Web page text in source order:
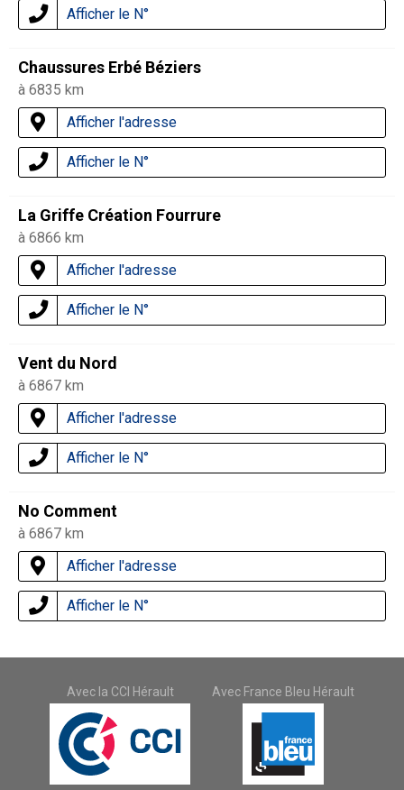
Afficher le N°
Chaussures Erbé Béziers
à 6835 km
Afficher l'adresse
Afficher le N°
La Griffe Création Fourrure
à 6866 km
Afficher l'adresse
Afficher le N°
Vent du Nord
à 6867 km
Afficher l'adresse
Afficher le N°
No Comment
à 6867 km
Afficher l'adresse
Afficher le N°
Avec la CCI Hérault Avec France Bleu Hérault